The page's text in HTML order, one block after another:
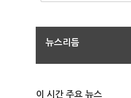
뉴스리듬
이 시간 주요 뉴스